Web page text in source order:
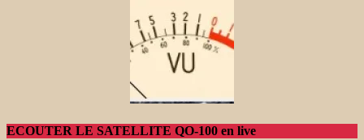
ECOUTER LE SATELLITE QO-100 en live